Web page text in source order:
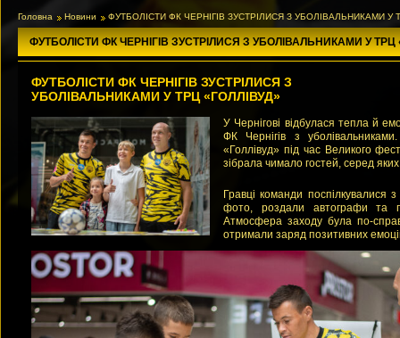
Головна Новини ФУТБОЛІСТИ ФК ЧЕРНІГІВ ЗУСТРІЛИСЯ З УБОЛІВАЛЬНИКАМИ У
ФУТБОЛІСТИ ФК ЧЕРНІГІВ ЗУСТРІЛИСЯ З УБОЛІВАЛЬНИКАМИ У ТРЦ
ФУТБОЛІСТИ ФК ЧЕРНІГІВ ЗУСТРІЛИСЯ З
УБОЛІВАЛЬНИКАМИ У ТРЦ «ГОЛЛІВУД»
У Чернігові відбулася тепла й
ФК Чернігів з
«Голлівуд» під час Великого
зібрала чимало гостей, серед яких
Гравці команди поспілкувалися
фото, роздали автографи та
Атмосфера заходу була по-
отримали заряд позитивних